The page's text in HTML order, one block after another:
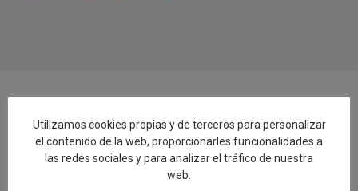
Añadir reseña en Google
Rellenar encuesta de calidad
Utilizamos cookies propias y de terceros para personalizar
el contenido de la web, proporcionarles funcionalidades a
las redes sociales y para analizar el tráfico de nuestra
web.